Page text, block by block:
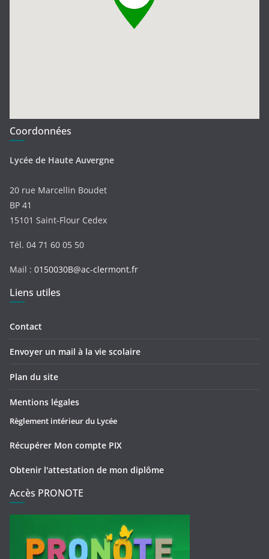
Coordonnées
Lycée de Haute Auvergne
20 rue Marcellin Boudet
BP 41
15101 Saint-Flour Cedex
Tél. 04 71 60 05 50
Mail : 0150030B@ac-clermont.fr
Liens utiles
Contact
Envoyer un mail à la vie scolaire
Plan du site
Mentions légales
Règlement intérieur du Lycée
Récupérer Mon compte PIX
Obtenir l'attestation de mon diplôme
Accès PRONOTE